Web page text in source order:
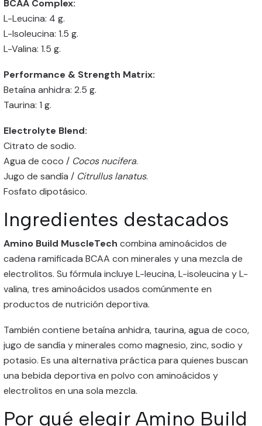
BCAA Complex:
L-Leucina: 4 g.
L-Isoleucina: 1.5 g.
L-Valina: 1.5 g.
Performance & Strength Matrix:
Betaína anhidra: 2.5 g.
Taurina: 1 g.
Electrolyte Blend:
Citrato de sodio.
Agua de coco / Cocos nucifera.
Jugo de sandía / Citrullus lanatus.
Fosfato dipotásico.
Ingredientes destacados
Amino Build MuscleTech combina aminoácidos de
cadena ramificada BCAA con minerales y una mezcla de
electrolitos. Su fórmula incluye L-leucina, L-isoleucina y L-
valina, tres aminoácidos usados comúnmente en
productos de nutrición deportiva.
También contiene betaína anhidra, taurina, agua de coco,
jugo de sandía y minerales como magnesio, zinc, sodio y
potasio. Es una alternativa práctica para quienes buscan
una bebida deportiva en polvo con aminoácidos y
electrolitos en una sola mezcla.
Por qué elegir Amino Build